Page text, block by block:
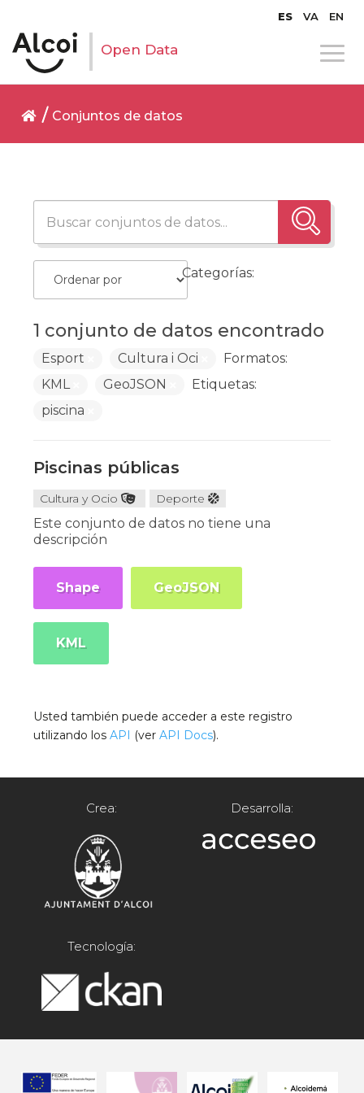
ES VA EN
Open Data
Conjuntos de datos
1 conjunto de datos encontrado
Categorías:
Esport Cultura i Oci
Formatos:
KML
GeoJSON
Etiquetas:
piscina
Piscinas públicas
Cultura y Ocio Deporte
Este conjunto de datos no tiene una
descripción
Shape GeoJSON
KML
Usted también puede acceder a este registro
utilizando losAPI (verAPI Docs).
Crea: Desarrolla:
Tecnología: